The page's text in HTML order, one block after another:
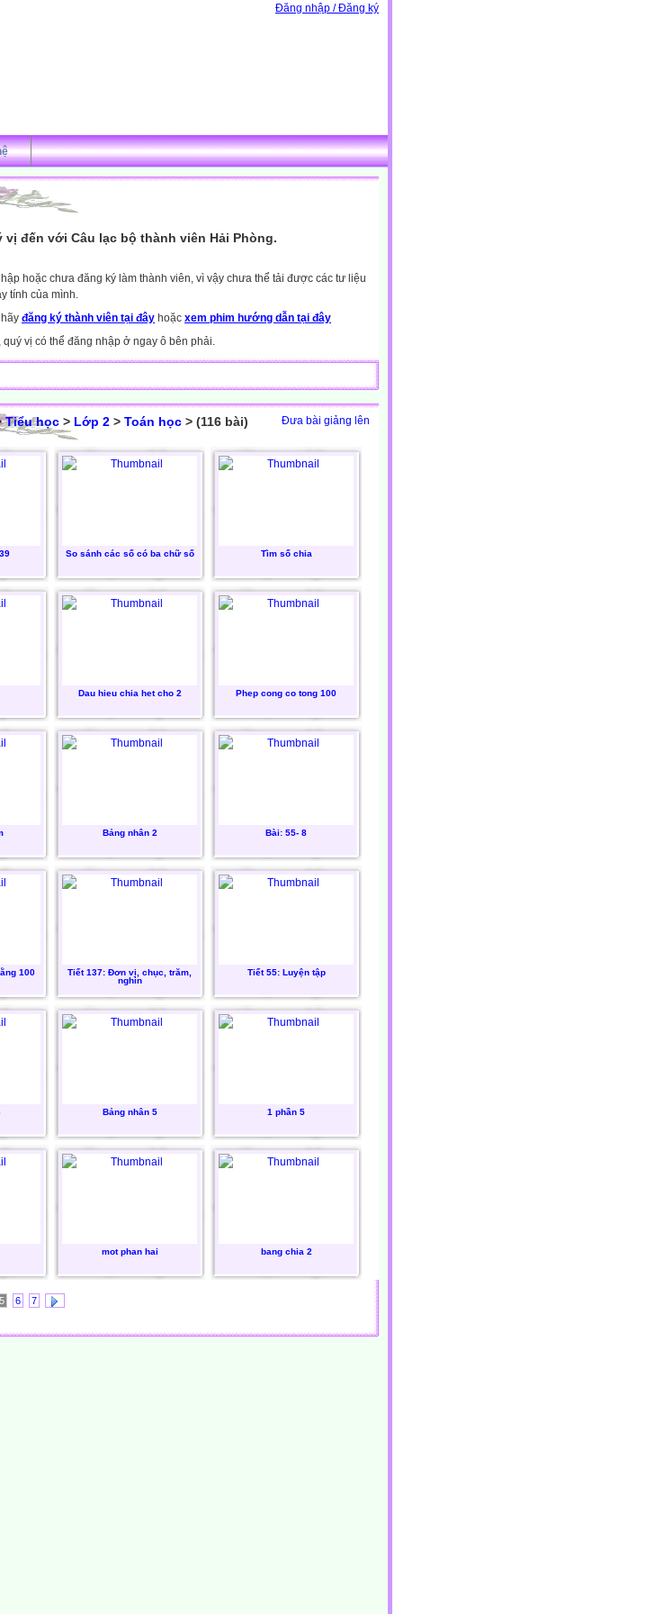
Đăng nhập / Đăng ký
vị đến với Câu lạc bộ thành viên Hải Phòng.
hoặc chưa đăng ký làm thành viên, vì vậy chưa thể tải được các tư liệu
tính của mình.
đăng ký thành viên tại đây hoặc xem phim hướng dẫn tại đây
quý vị có thể đăng nhập ở ngay ô bên phải.
Đưa bài giảng lên
Tiểu học > Lớp 2 > Toán học > (116 bài)
So sánh các số có ba chữ số Tìm số chia
Dau hieu chia het cho 2 Phep cong co tong 100
Bảng nhân 2 Bài: 55- 8
100
Tiết 137: Đơn vị, chục, trăm,
nghìn
Tiết 55: Luyện tập
Bảng nhân 5 1 phần 5
mot phan hai bang chia 2
5 6 7